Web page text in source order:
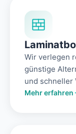
Wir verlegen
günstige
und schneller
Mehr erfahren